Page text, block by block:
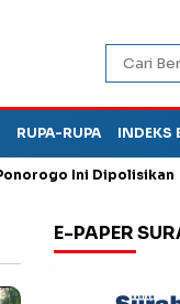
RUPA-RUPA INDEKS
Ini Dipolisikan
E-PAPER